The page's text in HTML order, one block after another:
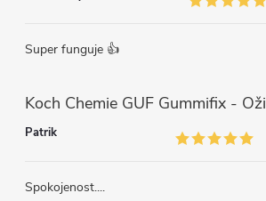
Super funguje 👍
Patrik
Spokojenost....